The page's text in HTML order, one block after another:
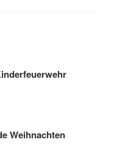
Weihnachten